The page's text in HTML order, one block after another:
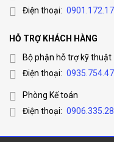
Điện thoại:
HỖ TRỢ KHÁCH HÀNG
Bộ phận hỗ trợ kỹ thuật
Điện thoại:
Phòng Kế toán
Điện thoại: